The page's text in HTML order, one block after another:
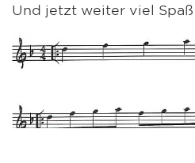
Und jetzt weiter viel Spaß